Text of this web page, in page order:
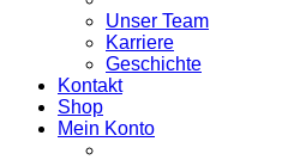
Unser Team
Karriere
Geschichte
Kontakt
Shop
Mein Konto